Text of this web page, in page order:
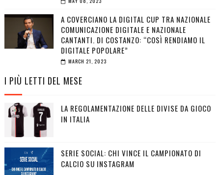
A COVERCIANO LA DIGITAL CUP TRA NAZIONALE
COMUNICAZIONE DIGITALE E NAZIONALE
CANTANTI. DI COSTANZO: “COSÌ RENDIAMO IL
DIGITALE POPOLARE”
MARCH 21, 2023
I PIÙ LETTI DEL MESE
LA REGOLAMENTAZIONE DELLE DIVISE DA GIOCO
IN ITALIA
SERIE SOCIAL: CHI VINCE IL CAMPIONATO DI
CALCIO SU INSTAGRAM